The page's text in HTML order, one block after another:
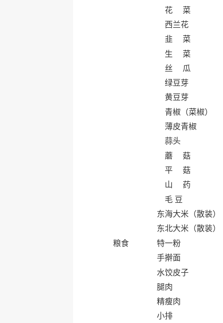
花 菜
西兰花
韭 菜
生 菜
丝 瓜
绿豆芽
黄豆芽
青椒（菜椒）
薄皮青椒
蒜头
蘑 菇
平 菇
山 药
毛 豆
粮食
东海大米（散装）
东北大米（散装）
特一粉
手擀面
水饺皮子
腿肉
精瘦肉
小排